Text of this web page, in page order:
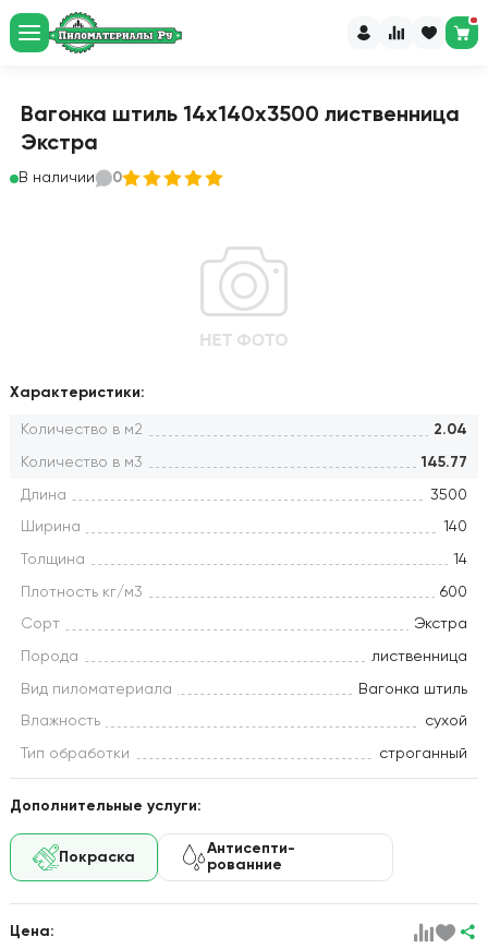
Вагонка штиль 14х140х3500 лиственница
Экстра
В наличии 0
Характеристики:
Количество в м2 2.04
Количество в м3 145.77
Длина 3500
Ширина 140
Толщина 14
Плотность кг/м3 600
Сорт Экстра
Порода лиственница
Вид пиломатериала Вагонка штиль
Влажность сухой
Тип обработки строганный
Дополнительные услуги:
Покраска
Антисепти-
рованние
Цена: